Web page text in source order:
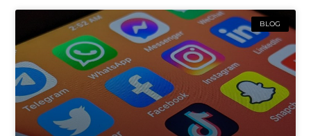
BLOG